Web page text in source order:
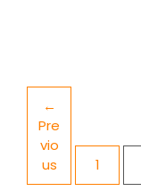
←
Pre
vio
us
Page
1